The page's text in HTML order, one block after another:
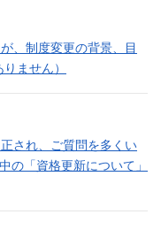
、制度変更の背景、目
ません）
され、ご質問を多くい
の「資格更新について」